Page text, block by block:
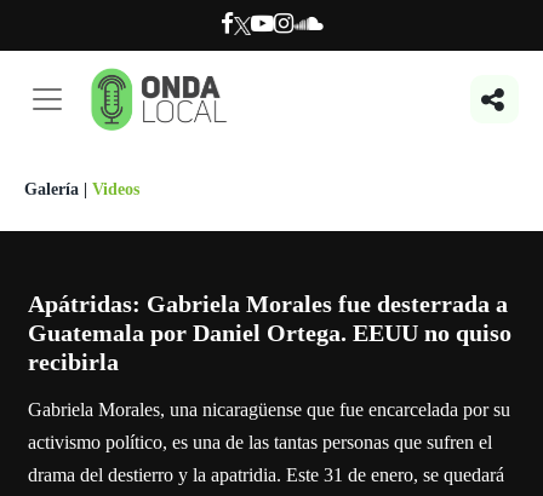
Galería Videos
Apátridas: Gabriela Morales fue desterrada a
Guatemala por Daniel Ortega. EEUU no quiso
recibirla
Gabriela Morales, una nicaragüense que fue encarcelada por su
activismo político, es una de las tantas personas que sufren el
drama del destierro y la apatridia. Este 31 de enero, se quedará